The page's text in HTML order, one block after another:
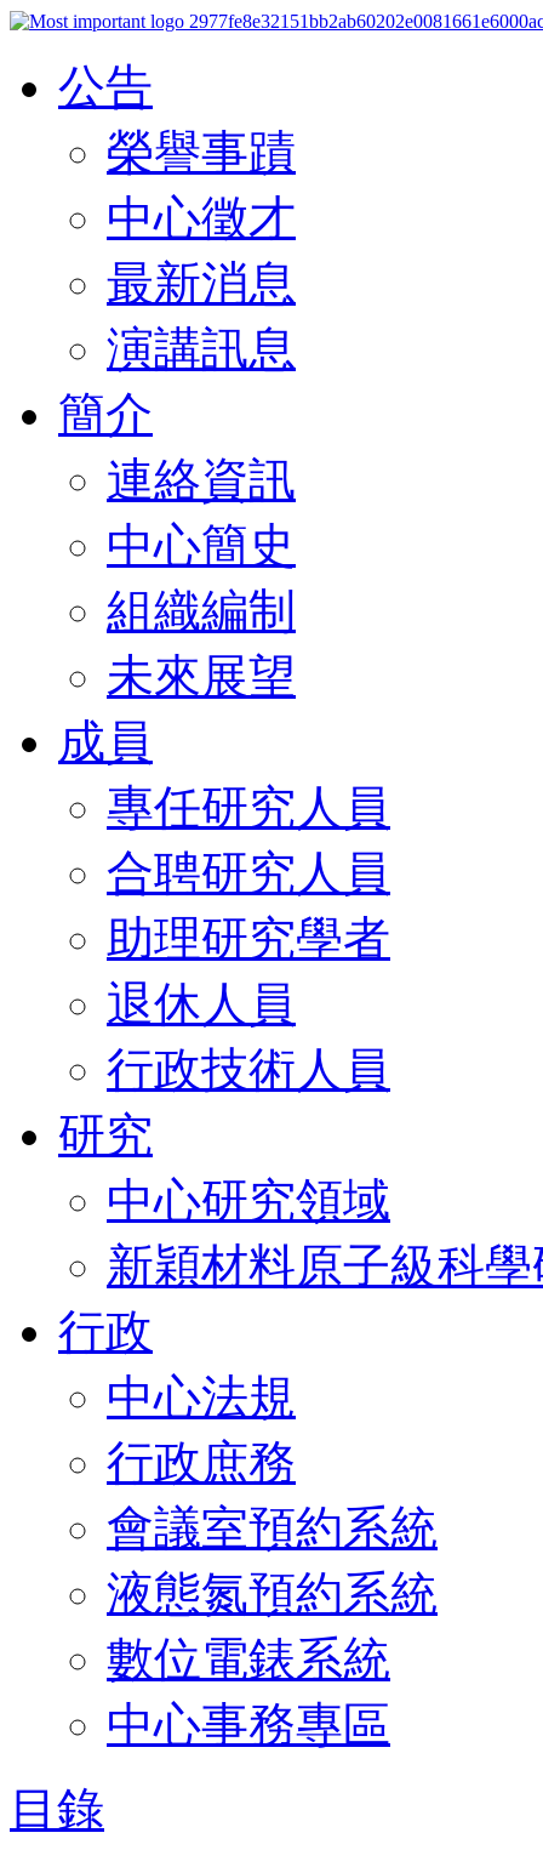
公告
榮譽事蹟
中心徵才
最新消息
演講訊息
簡介
連絡資訊
中心簡史
組織編制
未來展望
成員
專任研究人員
合聘研究人員
助理研究學者
退休人員
行政技術人員
研究
中心研究領域
新穎材料原子級科
行政
中心法規
行政庶務
會議室預約系統
液態氮預約系統
數位電錶系統
中心事務專區
目錄